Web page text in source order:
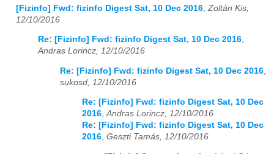
[Fizinfo] Fwd: fizinfo Digest Sat, 10 Dec 2016 Zoltán Kis,
12/10/2016
Re: [Fizinfo] Fwd: fizinfo Digest Sat, 10 Dec 2016,
Andras Lorincz, 12/10/2016
Re: [Fizinfo] Fwd: fizinfo Digest Sat, 10 Dec 2016
sukosd, 12/10/2016
Re: [Fizinfo] Fwd: fizinfo Digest Sat, 10 Dec
2016,Andras Lorincz, 12/10/2016
Re: [Fizinfo] Fwd: fizinfo Digest Sat, 10 Dec
2016, Geszti Tamás, 12/10/2016